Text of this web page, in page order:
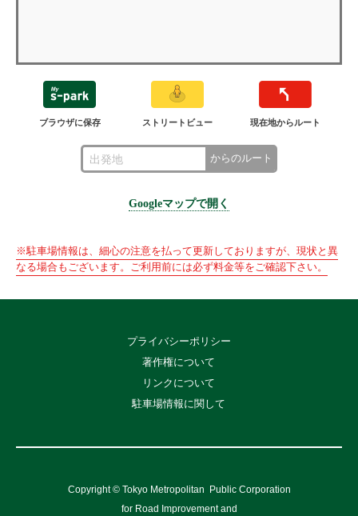
ブラウザに保存 ストリートビュー 現在地からルート
からのルート
Googleマップで開く
※駐車場情報は、細心の注意を払って更新しておりますが、現状と異
なる場合もございます。ご利用前には必ず料金等をご確認下さい。
プライバシーポリシー
著作権について
リンクについて
駐車場情報に関して
Copyright © Tokyo Metropolitan
Public Corporation
for Road Improvement and